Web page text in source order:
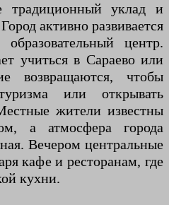
традиционный уклад и
активно развивается
центр.
учиться в Сараево или
возвращаются, чтобы
или открывать
жители известны
а атмосфера города
Вечером центральные
кафе и ресторанам, где
кухни.